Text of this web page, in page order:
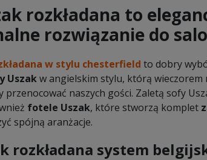
rozkładana to
rozwiązanie do
w stylu chesterfield to dobry
Uszakw angielskim stylu, którą wieczorem
przenocować naszych gości. Zaletą sofy
fotele Uszak, które stworzą komplet
spójną aranżacje.
rozkładana system